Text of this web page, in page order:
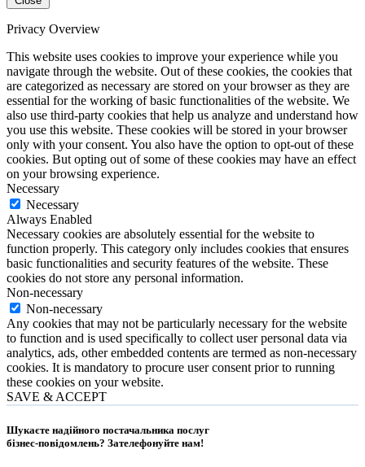
Privacy Overview
This website uses cookies to improve your experience while you
navigate through the website. Out of these cookies, the cookies that
are categorized as necessary are stored on your browser as they are
essential for the working of basic functionalities of the website. We
also use third-party cookies that help us analyze and understand how
you use this website. These cookies will be stored in your browser
only with your consent. You also have the option to opt-out of these
cookies. But opting out of some of these cookies may have an effect
on your browsing experience.
Necessary
Necessary
Always Enabled
Necessary cookies are absolutely essential for the website to
function properly. This category only includes cookies that ensures
basic functionalities and security features of the website. These
cookies do not store any personal information.
Non-necessary
Non-necessary
Any cookies that may not be particularly necessary for the website
to function and is used specifically to collect user personal data via
analytics, ads, other embedded contents are termed as non-necessary
cookies. It is mandatory to procure user consent prior to running
these cookies on your website.
SAVE & ACCEPT
Шукаєте надійного постачальника послуг
бізнес-повідомлень? Зателефонуйте нам!